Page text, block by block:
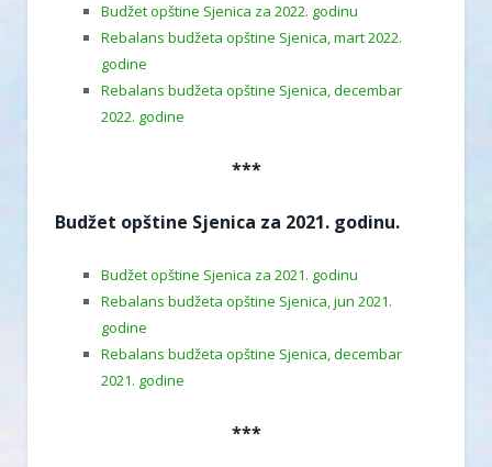
Budžet opštine Sjenica za 2022. godinu
Rebalans budžeta opštine Sjenica, mart 2022.
godine
Rebalans budžeta opštine Sjenica, decembar
2022. godine
***
Budžet opštine Sjenica za 2021. godinu.
Budžet opštine Sjenica za 2021. godinu
Rebalans budžeta opštine Sjenica, jun 2021.
godine
Rebalans budžeta opštine Sjenica, decembar
2021. godine
***